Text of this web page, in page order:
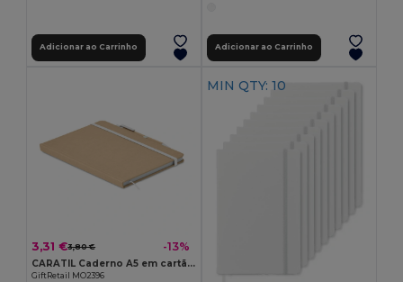
Adicionar ao Carrinho Adicionar ao Carrinho
3,31 €3,80 € -13%
CARATIL Caderno A5 em cartão reciclado
GiftRetail MO2396
MIN QTY: 10